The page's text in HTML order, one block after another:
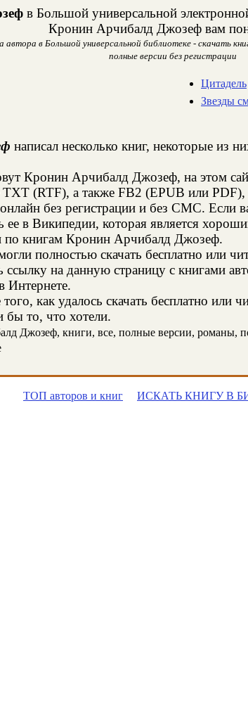
в Большой универсальной
Кронин Арчибалд Джозеф вам
в Большой универсальной библиотеке - скачать
полные версии без регистрации
Цитадель
Звезды
написал несколько книг, некоторые из
Кронин Арчибалд Джозеф, на этом
TXT (RTF), а также FB2 (EPUB или
онлайн без регистрации и без СМС.
в Википедии, которая является
книгам Кронин Арчибалд Джозеф.
полностью скачать бесплатно или
ссылку на данную страницу с книгами
Интернете.
как удалось скачать бесплатно или
бы то, что хотели.
Джозеф, книги, все, полные версии, романы,
ТОП авторов и книг ИСКАТЬ КНИГУ В